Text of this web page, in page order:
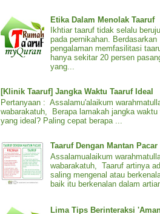
Etika Dalam Menolak Taaruf
Ikhtiar taaruf tidak selalu
pada pernikahan. Berdasarkan
pengalaman memfasilitasi
hanya sekitar 20 persen
yang...
[Klinik Taaruf] Jangka Waktu Taaruf Ideal
Pertanyaan : Assalamu'alaikum
wabarakatuh, Berapa lamakah jangka waktu
yang ideal? Paling cepat berapa ...
Taaruf Dengan Mantan Pacar
Assalamualaikum
wabarakatuh, Taaruf artinya
saling mengenal atau
baik itu berkenalan dalam
Lima Tips Berinteraksi